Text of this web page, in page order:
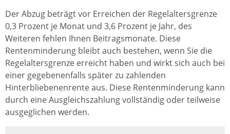
Der Abzug beträgt vor Erreichen der Regelaltersgrenze
0,3 Prozent je Monat und 3,6 Prozent je Jahr, des
Weiteren fehlen Ihnen Beitragsmonate. Diese
Rentenminderung bleibt auch bestehen, wenn Sie die
Regelaltersgrenze erreicht haben und wirkt sich auch bei
einer gegebenenfalls später zu zahlenden
Hinterbliebenenrente aus. Diese Rentenminderung kann
durch eine Ausgleichszahlung vollständig oder teilweise
ausgeglichen werden.